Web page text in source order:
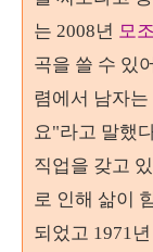
는 2008년 모조
곡을 쓸 수 있
렴에서 남자
요"라고 말했
직업을 갖고
로 인해 삶이
되었고 1971